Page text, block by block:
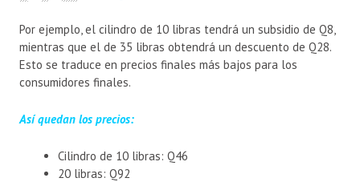
Por ejemplo, el cilindro de 10 libras tendrá un subsidio de Q8,
mientras que el de 35 libras obtendrá un descuento de Q28.
Esto se traduce en precios finales más bajos para los
consumidores finales.
Así quedan los precios:
Cilindro de 10 libras: Q46
20 libras: Q92